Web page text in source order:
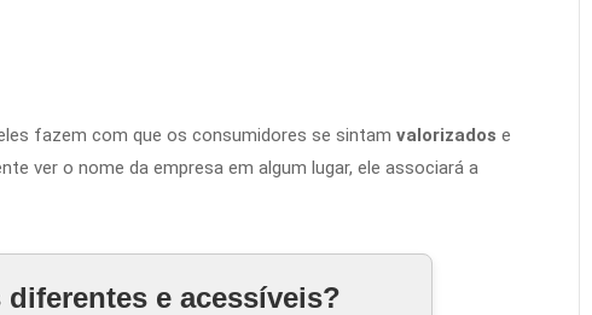
fazem com que os consumidores se sintam valorizados e
ver o nome da empresa em algum lugar, ele associará a
e acessíveis?